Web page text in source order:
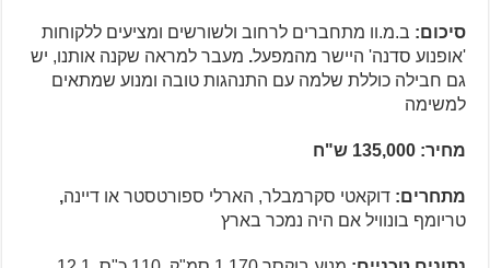
סיכום: ב.מ.וו מתחברים לרחוב ולשורשים ומציעים ללקוחות
'אופנוע סדנה' היישר מהמפעל. מעבר למראה שקנה אותנו, יש
גם חבילה כוללת שלמה עם התנהגות טובה ומנוע שמתאים
למשימה
מחיר: 135,000 ש"ח
מתחרים:דוקאטי סקרמבלר, הארלי ספורטסטר או דיינה,
טריומף בונוויל אם היה נמכר בארץ